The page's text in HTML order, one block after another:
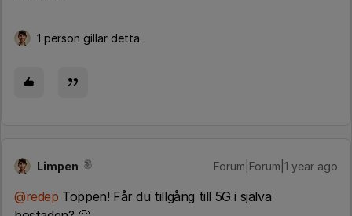
1 person gillar detta
Limpen Forum|Forum|1 year ago
@redep Toppen! Får du tillgång till 5G i själva